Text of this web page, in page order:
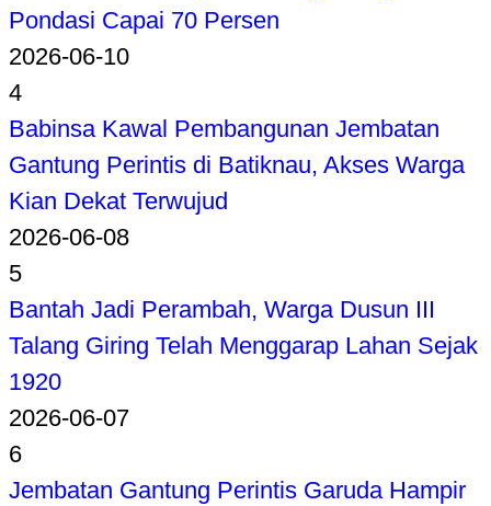
Pondasi Capai 70 Persen
2026-06-10
4
Babinsa Kawal Pembangunan Jembatan
Gantung Perintis di Batiknau, Akses Warga
Kian Dekat Terwujud
2026-06-08
5
Bantah Jadi Perambah, Warga Dusun III
Talang Giring Telah Menggarap Lahan Sejak
1920
2026-06-07
6
Jembatan Gantung Perintis Garuda Hampir